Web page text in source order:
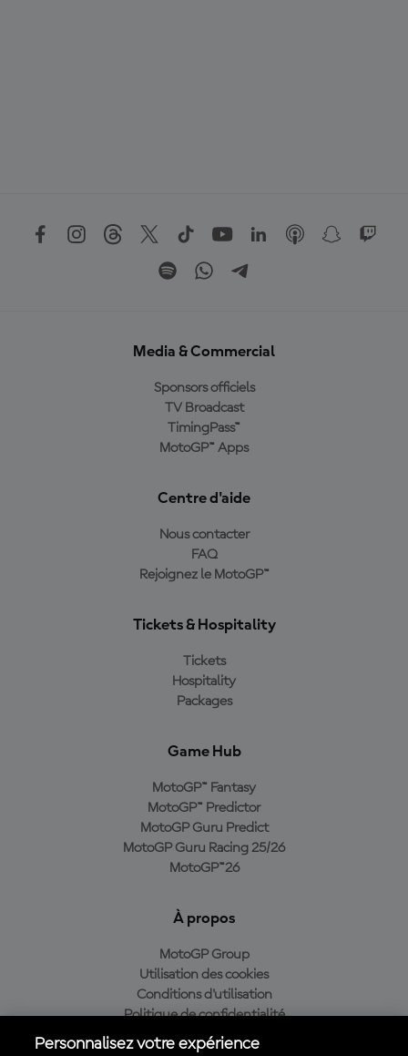
Media & Commercial
Sponsors officiels
TV Broadcast
TimingPass™
MotoGP™ Apps
Centre d'aide
Nous contacter
FAQ
Rejoignez le MotoGP™
Tickets & Hospitality
Tickets
Hospitality
Packages
Game Hub
MotoGP™ Fantasy
MotoGP™ Predictor
MotoGP Guru Predict
MotoGP Guru Racing 25/26
MotoGP™26
À propos
MotoGP Group
Utilisation des cookies
Conditions d'utilisation
Politique de confidentialité
Politique d’achat
Personnalisez votre expérience